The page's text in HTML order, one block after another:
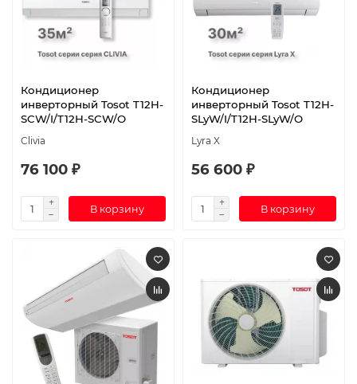
Кондиционер
инверторный Tosot T12H-
SCW/I/T12H-SCW/O
Clivia
76 100 ₽
В корзину
Кондиционер
инверторный Tosot T12H-
SLyW/I/T12H-SLyW/O
Lyra X
56 600 ₽
В корзину